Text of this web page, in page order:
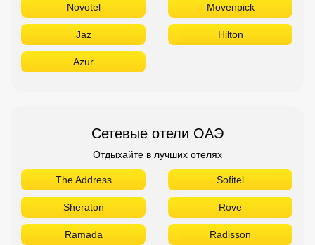
Novotel Movenpick
Jaz Hilton
Azur
Сетевые отели ОАЭ
Отдыхайте в лучших отелях
The Address Sofitel
Sheraton Rove
Ramada Radisson